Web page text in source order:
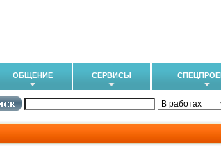
ОБЩЕНИЕ СЕРВИСЫ